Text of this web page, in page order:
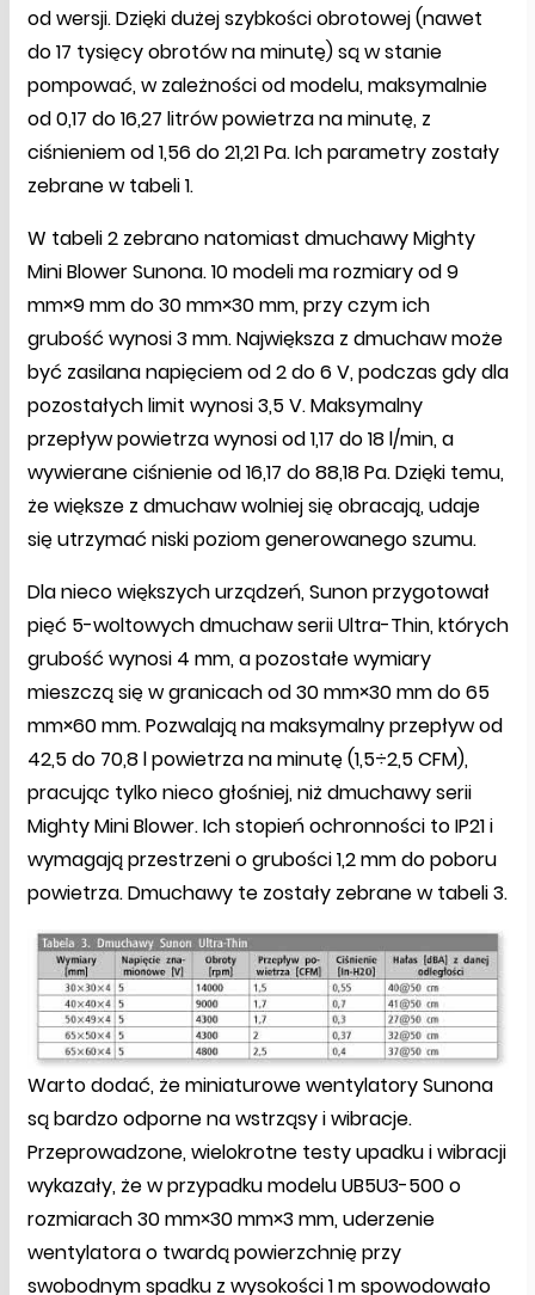
od wersji. Dzięki dużej szybkości obrotowej (nawet
do 17 tysięcy obrotów na minutę) są w stanie
pompować, w zależności od modelu, maksymalnie
od 0,17 do 16,27 litrów powietrza na minutę, z
ciśnieniem od 1,56 do 21,21 Pa. Ich parametry zostały
zebrane w tabeli 1.
W tabeli 2 zebrano natomiast dmuchawy Mighty
Mini Blower Sunona. 10 modeli ma rozmiary od 9
mm×9 mm do 30 mm×30 mm, przy czym ich
grubość wynosi 3 mm. Największa z dmuchaw może
być zasilana napięciem od 2 do 6 V, podczas gdy dla
pozostałych limit wynosi 3,5 V. Maksymalny
przepływ powietrza wynosi od 1,17 do 18 l/min, a
wywierane ciśnienie od 16,17 do 88,18 Pa. Dzięki temu,
że większe z dmuchaw wolniej się obracają, udaje
się utrzymać niski poziom generowanego szumu.
Dla nieco większych urządzeń, Sunon przygotował
pięć 5-woltowych dmuchaw serii Ultra-Thin, których
grubość wynosi 4 mm, a pozostałe wymiary
mieszczą się w granicach od 30 mm×30 mm do 65
mm×60 mm. Pozwalają na maksymalny przepływ od
42,5 do 70,8 l powietrza na minutę (1,5÷2,5 CFM),
pracując tylko nieco głośniej, niż dmuchawy serii
Mighty Mini Blower. Ich stopień ochronności to IP21 i
wymagają przestrzeni o grubości 1,2 mm do poboru
powietrza. Dmuchawy te zostały zebrane w tabeli 3.
Warto dodać, że miniaturowe wentylatory Sunona
są bardzo odporne na wstrząsy i wibracje.
Przeprowadzone, wielokrotne testy upadku i wibracji
wykazały, że w przypadku modelu UB5U3-500 o
rozmiarach 30 mm×30 mm×3 mm, uderzenie
wentylatora o twardą powierzchnię przy
swobodnym spadku z wysokości 1 m spowodowało